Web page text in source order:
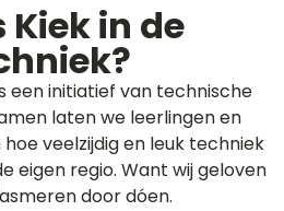
Kiek in de
een initiatief van technische
laten we leerlingen en
veelzijdig en leuk techniek
eigen regio. Want wij geloven
door dóen.